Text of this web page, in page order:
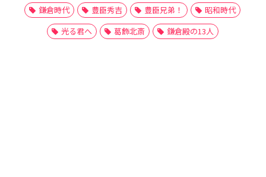
鎌倉時代
豊臣秀吉 豊臣兄弟！
昭和時代
光る君へ
葛飾北斎 鎌倉殿の13人